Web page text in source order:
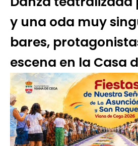
y una oda muy
bares,
escena en la Casa